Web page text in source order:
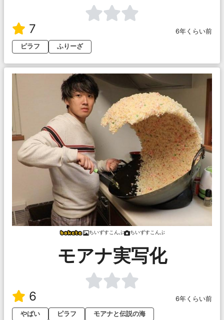
7
6年くらい前
ピラフ
ふりーざ
ちいずすこんぶ ちいずすこんぶ
モアナ実写化
6
6年くらい前
やばい
ピラフ モアナと伝説の海